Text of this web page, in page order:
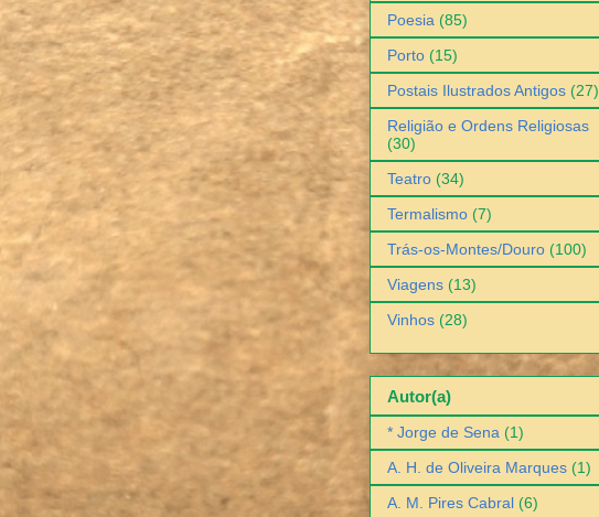
Poesia (85)
Porto (15)
Postais Ilustrados Antigos (27)
Religião e Ordens Religiosas
(30)
Teatro (34)
Termalismo (7)
Trás-os-Montes/Douro (100)
Viagens (13)
Vinhos (28)
Autor(a)
* Jorge de Sena (1)
A. H. de Oliveira Marques (1)
A. M. Pires Cabral (6)